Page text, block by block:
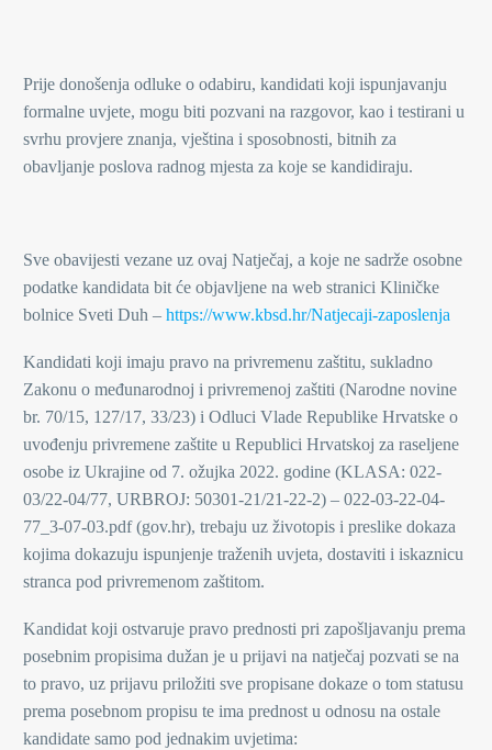
Prije donošenja odluke o odabiru, kandidati koji ispunjavanju
formalne uvjete, mogu biti pozvani na razgovor, kao i testirani u
svrhu provjere znanja, vještina i sposobnosti, bitnih za
obavljanje poslova radnog mjesta za koje se kandidiraju.
Sve obavijesti vezane uz ovaj Natječaj, a koje ne sadrže osobne
podatke kandidata bit će objavljene na web stranici Kliničke
bolnice Sveti Duh – https://www.kbsd.hr/Natjecaji-zaposlenja
Kandidati koji imaju pravo na privremenu zaštitu, sukladno
Zakonu o međunarodnoj i privremenoj zaštiti (Narodne novine
br. 70/15, 127/17, 33/23) i Odluci Vlade Republike Hrvatske o
uvođenju privremene zaštite u Republici Hrvatskoj za raseljene
osobe iz Ukrajine od 7. ožujka 2022. godine (KLASA: 022-
03/22-04/77, URBROJ: 50301-21/21-22-2) – 022-03-22-04-
77_3-07-03.pdf (gov.hr), trebaju uz životopis i preslike dokaza
kojima dokazuju ispunjenje traženih uvjeta, dostaviti i iskaznicu
stranca pod privremenom zaštitom.
Kandidat koji ostvaruje pravo prednosti pri zapošljavanju prema
posebnim propisima dužan je u prijavi na natječaj pozvati se na
to pravo, uz prijavu priložiti sve propisane dokaze o tom statusu
prema posebnom propisu te ima prednost u odnosu na ostale
kandidate samo pod jednakim uvjetima: